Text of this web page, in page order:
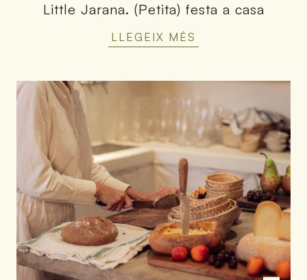
Little Jarana. (Petita) festa a casa
LLEGEIX MÉS